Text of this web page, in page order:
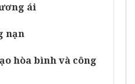
ái
nạn
hòa bình và công